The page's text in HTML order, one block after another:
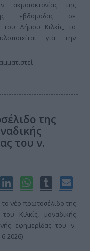
ακμαιοκτονίας της
εβδομάδας σε
του Δήμου Κιλκίς, το
για την
της
του ν.
το νέο πρωτοσέλιδο της
Κιλκίς, μοναδικής
εφημερίδας του ν.
6-2026)